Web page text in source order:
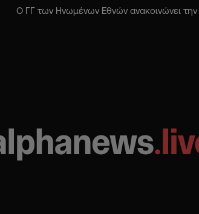
Ο ΓΓ των Ηνωμένων Εθνών ανακοινώνει